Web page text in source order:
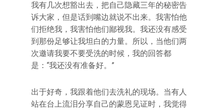
我有几次想豁出去，把自己隐藏三年的秘密告
诉大家，但是话到嘴边就说不出来。我害怕他
们拒绝我，我害怕他们鄙视我。我还没有感受
到那份足够让我坦白的力量。所以，当他们两
次邀请我要不要受洗的时候，我的回答都
是：“我还没有准备好。”
出于好奇，我跟着他们去洗礼的现场。当有人
站在台上流泪分享自己的蒙恩见证时，我觉得